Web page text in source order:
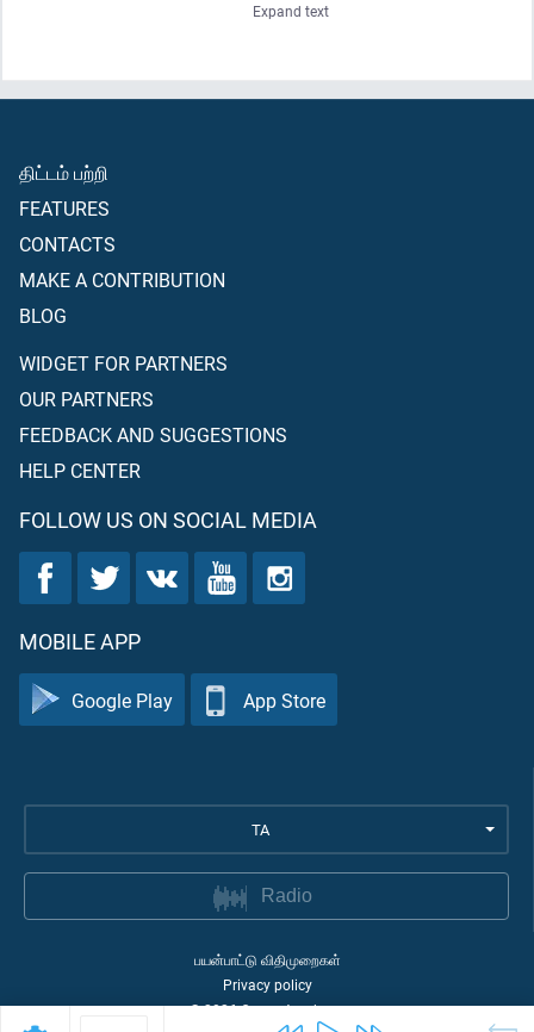
ஓடிப்போயிருப்பார்கள்; எனவே அவர்களின் (பிழைகளை)
Expand text
திட்டம் பற்றி
FEATURES
CONTACTS
MAKE A CONTRIBUTION
BLOG
WIDGET FOR PARTNERS
OUR PARTNERS
FEEDBACK AND SUGGESTIONS
HELP CENTER
FOLLOW US ON SOCIAL MEDIA
MOBILE APP
Google Play App Store
TA
Radio
பயன்பாட்டு விதிமுறைகள்
Privacy policy
©2026Quran Academy